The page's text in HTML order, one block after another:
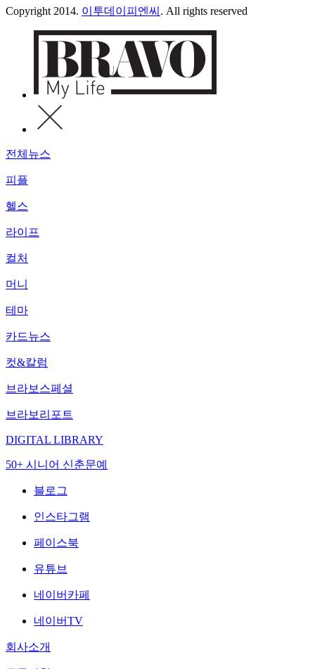
Copyright 2014. 이투데이피엔씨 . All rights reserved
전체뉴스
피플
헬스
라이프
컬처
머니
테마
카드뉴스
컷&칼럼
브라보스페셜
브라보리포트
DIGITAL LIBRARY
50+ 시니어 신춘문예
블로그
인스타그램
페이스북
유튜브
네이버카페
네이버TV
회사소개